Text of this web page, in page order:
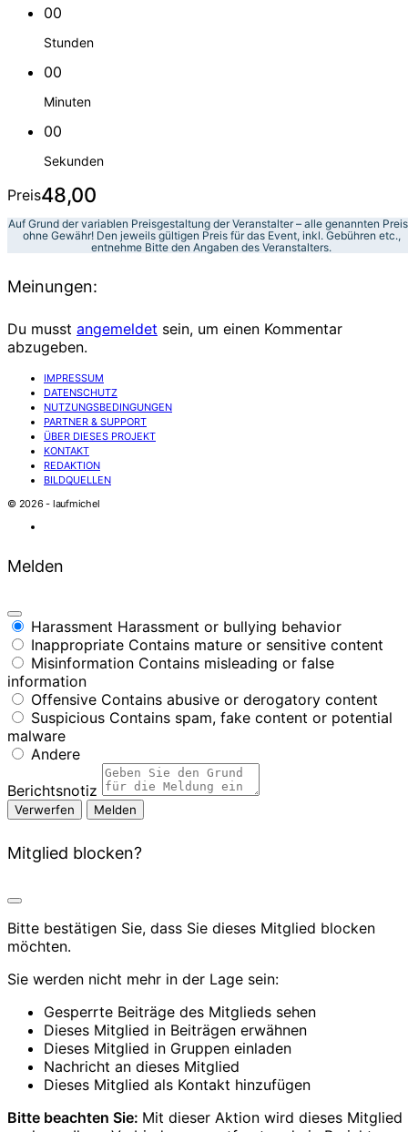
00
Stunden
00
Minuten
00
Sekunden
Preis48,00
Auf Grund der variablen Preisgestaltung der Veranstalter – alle genannten
ohne Gewähr! Den jeweils gültigen Preis für das Event, inkl. Gebühren etc.,
entnehme Bitte den Angaben des Veranstalters.
Meinungen:
Du musst angemeldet sein, um einen Kommentar
abzugeben.
IMPRESSUM
DATENSCHUTZ
NUTZUNGSBEDINGUNGEN
PARTNER & SUPPORT
ÜBER DIESES PROJEKT
KONTAKT
REDAKTION
BILDQUELLEN
© 2026 - laufmichel
Melden
Harassment Harassment or bullying behavior
Inappropriate Contains mature or sensitive content
Misinformation Contains misleading or false
information
Offensive Contains abusive or derogatory content
Suspicious Contains spam, fake content or potential
malware
Andere
Berichtsnotiz
Melden
Mitglied blocken?
Bitte bestätigen Sie, dass Sie dieses Mitglied blocken
möchten.
Sie werden nicht mehr in der Lage sein:
Gesperrte Beiträge des Mitglieds sehen
Dieses Mitglied in Beiträgen erwähnen
Dieses Mitglied in Gruppen einladen
Nachricht an dieses Mitglied
Dieses Mitglied als Kontakt hinzufügen
Bitte beachten Sie: Mit dieser Aktion wird dieses Mitglied